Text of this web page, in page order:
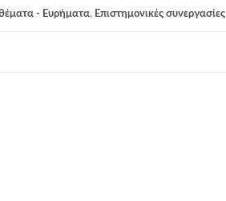
- Ευρήματα, Επιστημονικές συνεργασίες